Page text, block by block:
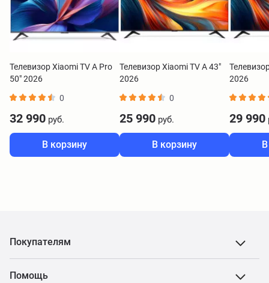
Телевизор Xiaomi TV A Pro
50" 2026
0
32 990 руб.
В корзину
Телевизор Xiaomi TV A 43"
2026
0
25 990 руб.
В корзину
2026
29 990
Покупателям
Помощь